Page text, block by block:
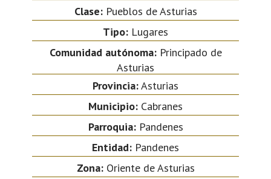
Clase:Pueblos de Asturias
Tipo: Lugares
Comunidad autónoma:Principado de
Asturias
Provincia:Asturias
Municipio: Cabranes
Parroquia:Pandenes
Entidad: Pandenes
Zona:Oriente de Asturias